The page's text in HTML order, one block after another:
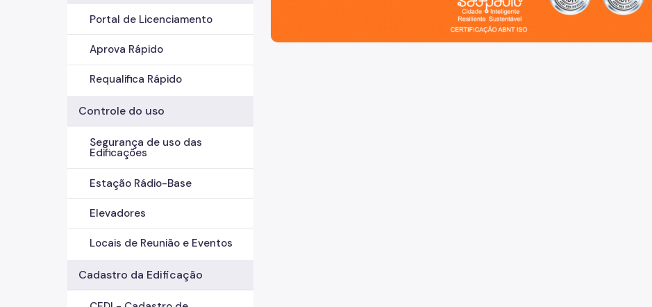
Portal de Licenciamento
Aprova Rápido
Requalifica Rápido
Controle do uso
Segurança de uso das
Edificações
Estação Rádio-Base
Elevadores
Locais de Reunião e Eventos
Cadastro da Edificação